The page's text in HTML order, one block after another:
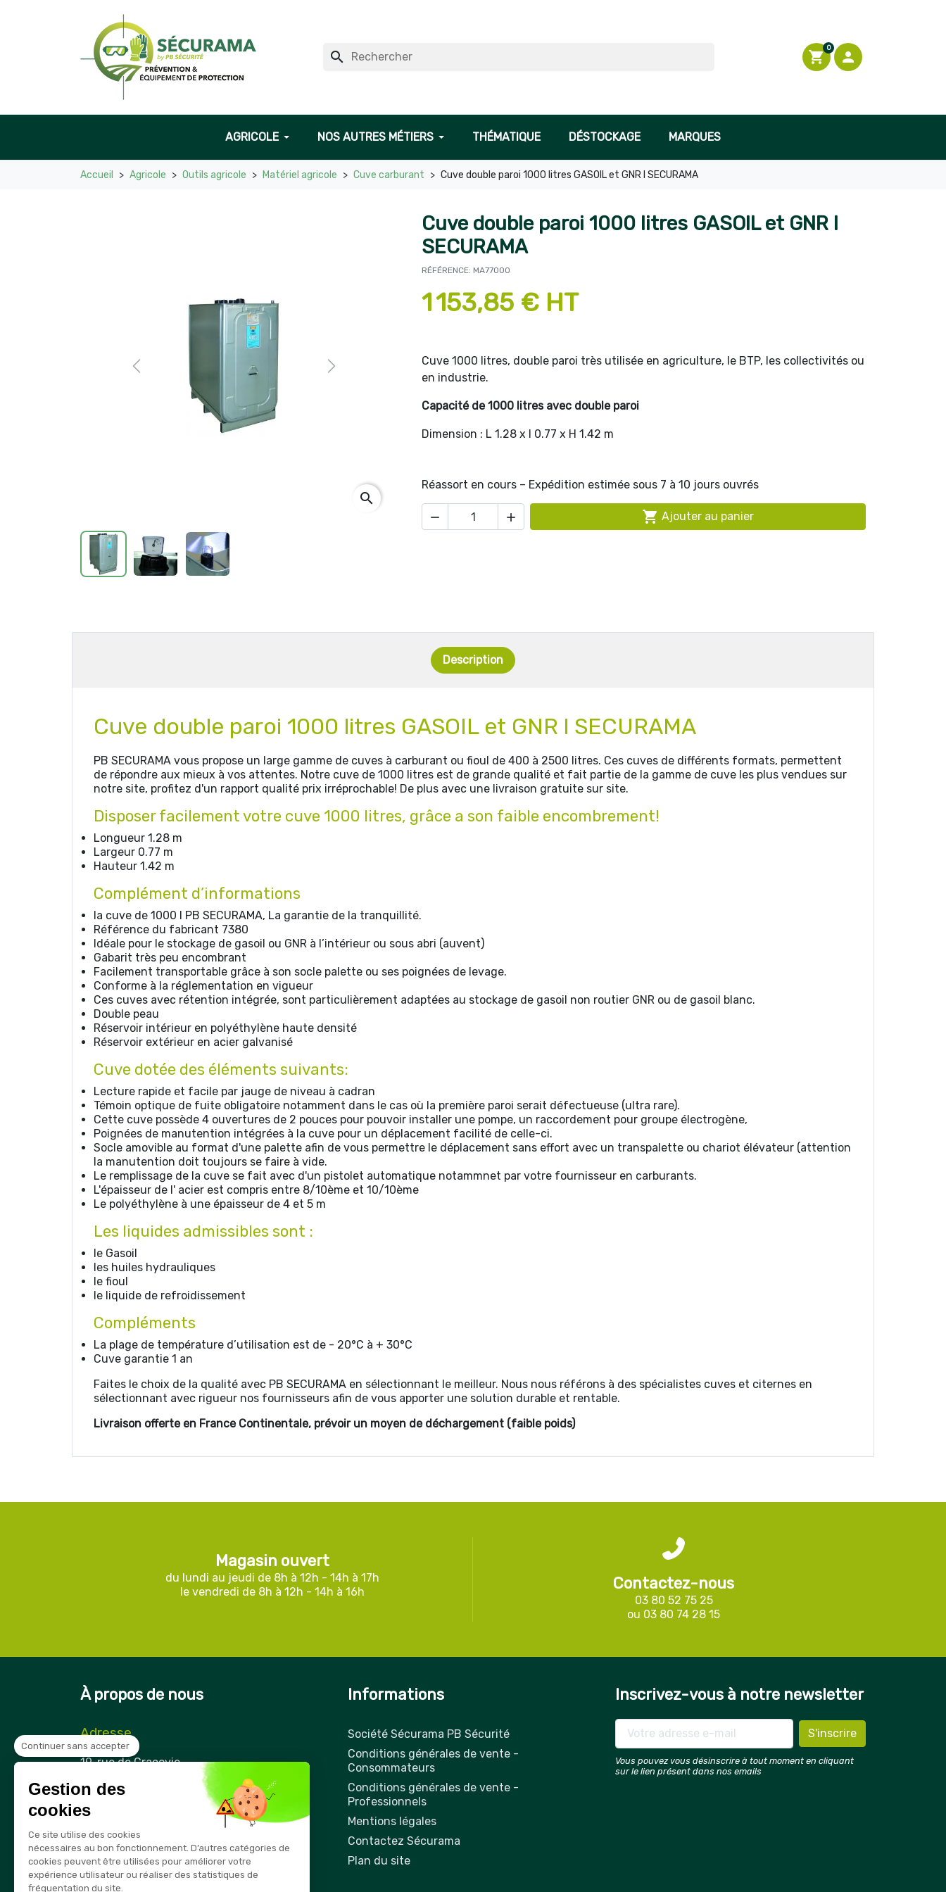
search shopping_cart
0

Connexion
AGRICOLE NOS AUTRES MÉTIERS THÉMATIQUE DÉSTOCKAGE MARQUES
Accueil Agricole Outils agricole Matériel agricole Cuve carburant Cuve double paroi 1000 litres GASOIL et GNR l SECURAMA
Previous Next
search
Cuve double paroi 1000 litres GASOIL et GNR l
SECURAMA
RÉFÉRENCE: MA77000
1 153,85 € HT
Cuve 1000 litres, double paroi très utilisée en agriculture, le BTP, les collectivités ou
en industrie.
Capacité de 1000 litres avec double paroi
Dimension : L 1.28 x l 0.77 x H 1.42 m
Réassort en cours – Expédition estimée sous 7 à 10 jours ouvrés
   Ajouter au panier
Description
Cuve double paroi 1000 litres GASOIL et GNR l SECURAMA
PB SECURAMA vous propose un large gamme de cuves à carburant ou fioul de 400 à 2500 litres. Ces cuves de différents formats, permettent
de répondre aux mieux à vos attentes. Notre cuve de 1000 litres est de grande qualité et fait partie de la gamme de cuve les plus vendues sur
notre site, profitez d'un rapport qualité prix irréprochable! De plus avec une livraison gratuite sur site.
Disposer facilement votre cuve 1000 litres, grâce a son faible encombrement!
Longueur 1.28 m
Largeur 0.77 m
Hauteur 1.42 m
Complément d’informations
la cuve de 1000 l PB SECURAMA, La garantie de la tranquillité.
Référence du fabricant 7380
Idéale pour le stockage de gasoil ou GNR à l’intérieur ou sous abri (auvent)
Gabarit très peu encombrant
Facilement transportable grâce à son socle palette ou ses poignées de levage.
Conforme à la réglementation en vigueur
Ces cuves avec rétention intégrée, sont particulièrement adaptées au stockage de gasoil non routier GNR ou de gasoil blanc.
Double peau
Réservoir intérieur en polyéthylène haute densité
Réservoir extérieur en acier galvanisé
Cuve dotée des éléments suivants:
Lecture rapide et facile par jauge de niveau à cadran
Témoin optique de fuite obligatoire notamment dans le cas où la première paroi serait défectueuse (ultra rare).
Cette cuve possède 4 ouvertures de 2 pouces pour pouvoir installer une pompe, un raccordement pour groupe électrogène,
Poignées de manutention intégrées à la cuve pour un déplacement facilité de celle-ci.
Socle amovible au format d'une palette afin de vous permettre le déplacement sans effort avec un transpalette ou chariot élévateur (attention
la manutention doit toujours se faire à vide.
Le remplissage de la cuve se fait avec d'un pistolet automatique notammnet par votre fournisseur en carburants.
L'épaisseur de l' acier est compris entre 8/10ème et 10/10ème
Le polyéthylène à une épaisseur de 4 et 5 m
Les liquides admissibles sont :
le Gasoil
les huiles hydrauliques
le fioul
le liquide de refroidissement
Compléments
La plage de température d’utilisation est de - 20°C à + 30°C
Cuve garantie 1 an
Faites le choix de la qualité avec PB SECURAMA en sélectionnant le meilleur. Nous nous référons à des spécialistes cuves et citernes en
sélectionnant avec rigueur nos fournisseurs afin de vous apporter une solution durable et rentable.
Livraison offerte en France Continentale, prévoir un moyen de déchargement (faible poids)
Magasin ouvert
du lundi au jeudi de 8h à 12h - 14h à 17h
le vendredi de 8h à 12h - 14h à 16h
Contactez-nous
03 80 52 75 25
ou 03 80 74 28 15
À propos de nous
Adresse
Securama
19, rue de Cracovie
21850 Saint-Apollinaire
France
Téléphone
03 80 74 28 15
E-mail
info@securama.fr
Informations
Société Sécurama PB Sécurité
Conditions générales de vente -
Consommateurs
Conditions générales de vente -
Professionnels
Mentions légales
Contactez Sécurama
Plan du site
Inscrivez-vous à notre newsletter
Vous pouvez vous désinscrire à tout moment en cliquant
sur le lien présent dans nos emails
Continuer sans accepter
Gestion des
cookies
Ce site utilise des cookies
nécessaires au bon fonctionnement. D’autres catégories de
cookies peuvent être utilisées pour améliorer votre
expérience utilisateur ou réaliser des statistiques de
fréquentation du site.